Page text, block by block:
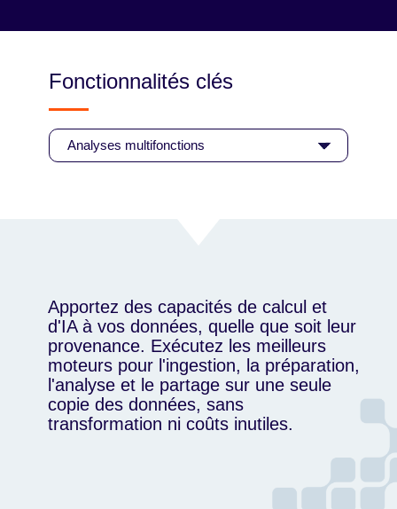
Fonctionnalités clés
Apportez des capacités de calcul et
d'IA à vos données, quelle que soit leur
provenance. Exécutez les meilleurs
moteurs pour l'ingestion, la préparation,
l'analyse et le partage sur une seule
copie des données, sans
transformation ni coûts inutiles.